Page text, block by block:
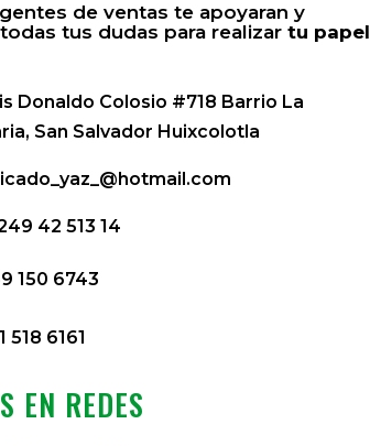
de ventas te apoyaran y
tus dudas para realizar tu papel
Donaldo Colosio #718 Barrio La
San Salvador Huixcolotla
42 513 14
150 6743
518 6161
EN REDES